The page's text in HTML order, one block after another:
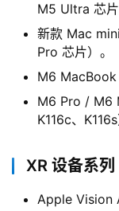
M5 Ultra 芯片
新款 Mac
Pro 芯片）。
M6 MacBook
M6 Pro / M6
K116c、K116s
XR 设备系列
Apple Vision